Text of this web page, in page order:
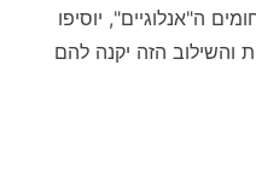
ה"אנלוגיים", יוסיפו
והשילוב הזה יקנה להם